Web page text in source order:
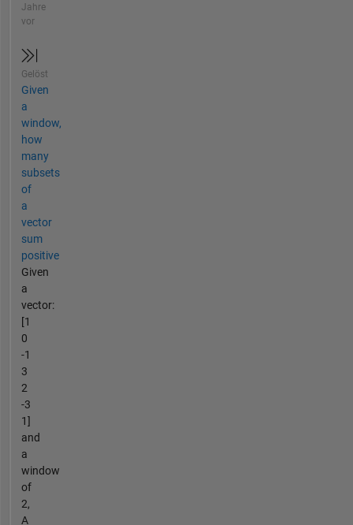
Jahre
vor
Gelöst
Given
a
window,
how
many
subsets
of
a
vector
sum
positive
Given
a
vector:
[1
0
-1
3
2
-3
1]
and
a
window
of
2,
A